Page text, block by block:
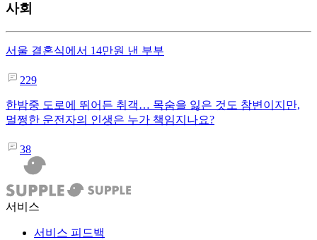
사회
서울 결혼식에서 14만원 낸 부부
229
한밤중 도로에 뛰어든 취객… 목숨을 잃은 것도 참변이지만,
멀쩡한 운전자의 인생은 누가 책임지나요?
38
서비스
서비스 피드백